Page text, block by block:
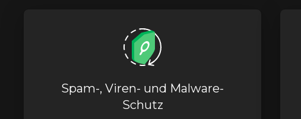
Spam-, Viren- und Malware-
Schutz